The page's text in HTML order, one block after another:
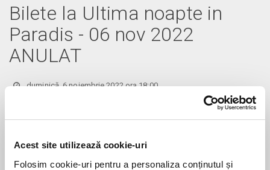
Acest site utilizează cookie-uri
Folosim cookie-uri pentru a personaliza conținutul și
Bilete la Ultima noapte in
Paradis - 06 nov 2022
ANULAT
duminică, 6 noiembrie 2022 ora 18:00
vezi pe harta
Din respect pentru actori si public avem rugamintea de a va
Dupa ora inceperii reprezentatiei, rezervarile si biletele isi pierd
valabilitatea.